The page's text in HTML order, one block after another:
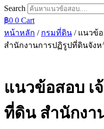
Search
฿0 0 Cart
หน้าหลัก / กรมที่ดิน / แนวข้
สำนักงานการปฏิรูปที่ดินจัง
แนวข้อสอบ เ
ที่ดิน สำนักงา